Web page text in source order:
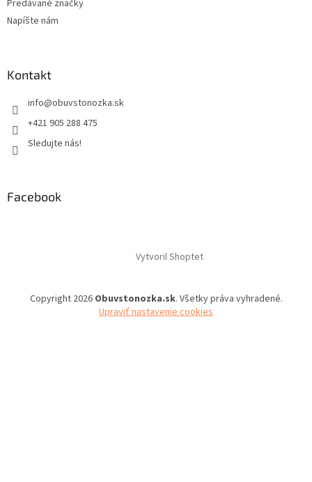
Predávané značky
Napíšte nám
Kontakt
info@obuvstonozka.sk
+421 905 288 475
Sledujte nás!
Facebook
Vytvoril Shoptet
Copyright 2026 Obuvstonozka.sk. Všetky práva vyhradené.
Upraviť nastavenie cookies